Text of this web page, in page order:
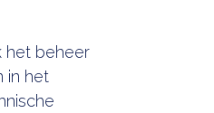
het beheer
in het